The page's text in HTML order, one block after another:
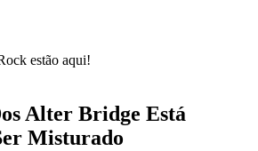
estão aqui!
Alter Bridge Está
Misturado